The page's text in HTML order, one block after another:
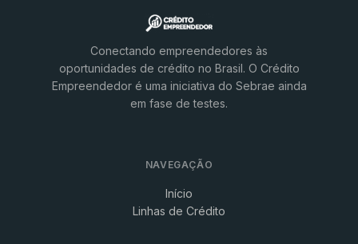
Conectando empreendedores às
oportunidades de crédito no Brasil. O Crédito
Empreendedor é uma iniciativa do Sebrae ainda
em fase de testes.
NAVEGAÇÃO
Início
Linhas de Crédito